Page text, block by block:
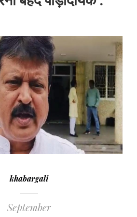
khabargali
September